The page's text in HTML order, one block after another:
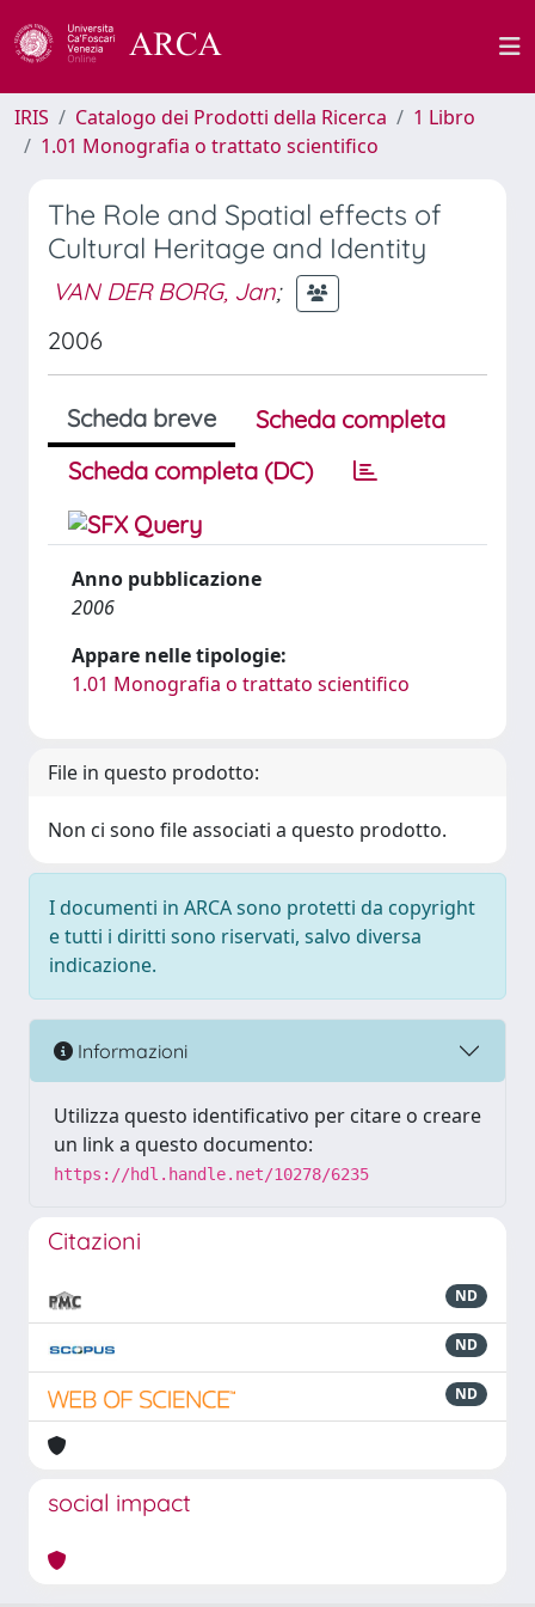
IRIS Catalogo dei Prodotti della Ricerca
1 Libro
1.01 Monografia o trattato scientifico
The Role and Spatial effects of
Cultural Heritage and Identity
VAN DER BORG, Jan;
2006
Scheda breve
Scheda completa
Scheda completa (DC)
Anno pubblicazione
2006
Appare nelle tipologie:
1.01 Monografia o trattato scientifico
File in questo prodotto:
Non ci sono file associati a questo prodotto.
I documenti in ARCA sono protetti da copyright
e tutti i diritti sono riservati, salvo diversa
indicazione.
Informazioni
Utilizza questo identificativo per citare o creare
un link a questo documento:
https://hdl.handle.net/10278/6235
Citazioni
ND
ND
ND
social impact